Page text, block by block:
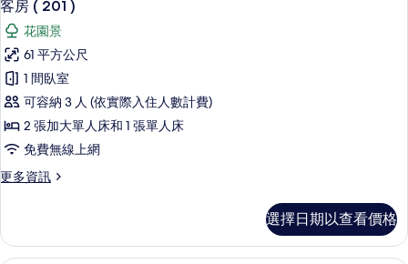
的
詳
情
示
客
房
201
)
的
所
片
客房 ( 201 )
花園景
61 平方公尺
1 間臥室
可容納 3 人 (依實際入住人數計費)
2 張加大單人床和 1 張單人床
免費無線上網
更多資訊
更
(
201
選擇日期以查看價格